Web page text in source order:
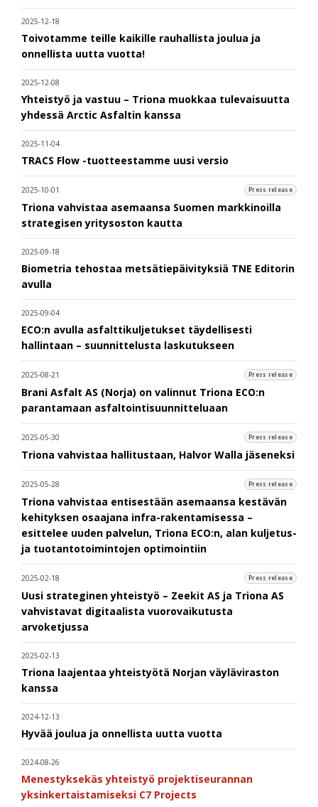
2025-12-18
Toivotamme teille kaikille rauhallista joulua ja
onnellista uutta vuotta!
2025-12-08
Yhteistyö ja vastuu – Triona muokkaa tulevaisuutta
yhdessä Arctic Asfaltin kanssa
2025-11-04
TRACS Flow -tuotteestamme uusi versio
2025-10-01 Press release
Triona vahvistaa asemaansa Suomen markkinoilla
strategisen yritysoston kautta
2025-09-18
Biometria tehostaa metsätiepäivityksiä TNE Editorin
avulla
2025-09-04
ECO:n avulla asfalttikuljetukset täydellisesti
hallintaan – suunnittelusta laskutukseen
2025-08-21 Press release
Brani Asfalt AS (Norja) on valinnut Triona ECO:n
parantamaan asfaltointisuunnitteluaan
2025-05-30 Press release
Triona vahvistaa hallitustaan, Halvor Walla jäseneksi
2025-05-28 Press release
Triona vahvistaa entisestään asemaansa kestävän
kehityksen osaajana infra-rakentamisessa –
esittelee uuden palvelun, Triona ECO:n, alan kuljetus-
ja tuotantotoimintojen optimointiin
2025-02-18 Press release
Uusi strateginen yhteistyö – Zeekit AS ja Triona AS
vahvistavat digitaalista vuorovaikutusta
arvoketjussa
2025-02-13
Triona laajentaa yhteistyötä Norjan väyläviraston
kanssa
2024-12-13
Hyvää joulua ja onnellista uutta vuotta
2024-08-26
Menestyksekäs yhteistyö projektiseurannan
yksinkertaistamiseksi C7 Projects